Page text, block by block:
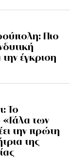
Πιο
έγκριση
Το
«Γάλα των
την πρώτη
της